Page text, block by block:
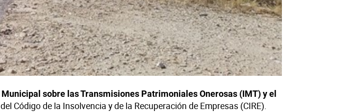
sobre las Transmisiones Patrimoniales Onerosas (IMT) y el
Código de la Insolvencia y de la Recuperación de Empresas (CIRE).